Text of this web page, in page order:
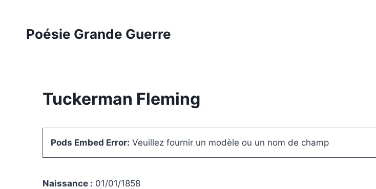
contenuPoésie Grande Guerre
Tuckerman Fleming
Pods Embed Error: Veuillez fournir un modèle ou un nom de champ
Naissance : 01/01/1858